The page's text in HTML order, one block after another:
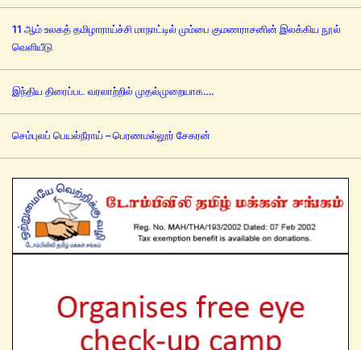
11 ஆம் உலகத் தமிழாராய்ச்சி மாநாட்டில் மும்பை குமணராசனின் இலக்கிய நூல்
வெளியீடு
இந்திய திரைப்பட வரலாற்றில் முதல்முறையாக….
செம்புலப் பெயல்நீராய் – பெரணமல்லூர் சேகரன்